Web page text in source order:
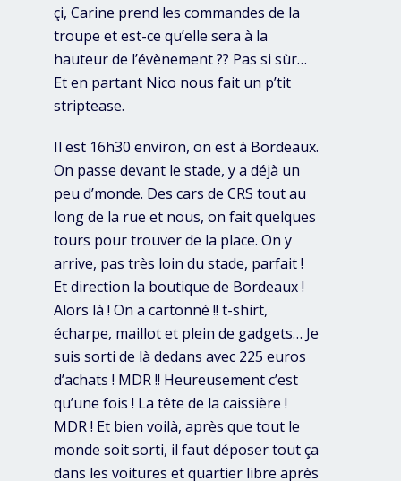
çi, Carine prend les commandes de la
troupe et est-ce qu’elle sera à la
hauteur de l’évènement ?? Pas si sùr…
Et en partant Nico nous fait un p’tit
striptease.
Il est 16h30 environ, on est à Bordeaux.
On passe devant le stade, y a déjà un
peu d’monde. Des cars de CRS tout au
long de la rue et nous, on fait quelques
tours pour trouver de la place. On y
arrive, pas très loin du stade, parfait !
Et direction la boutique de Bordeaux !
Alors là ! On a cartonné !! t-shirt,
écharpe, maillot et plein de gadgets… Je
suis sorti de là dedans avec 225 euros
d’achats ! MDR !! Heureusement c’est
qu’une fois ! La tête de la caissière !
MDR ! Et bien voilà, après que tout le
monde soit sorti, il faut déposer tout ça
dans les voitures et quartier libre après